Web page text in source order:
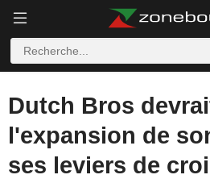
Dutch Bros
l'expansion de
ses leviers de